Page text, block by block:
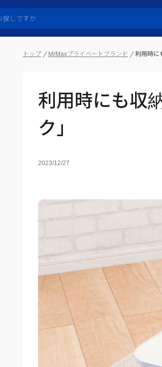
トップ MrMaxプライベートブランド 利用時に
利用時にも収
ク」
2023/12/27